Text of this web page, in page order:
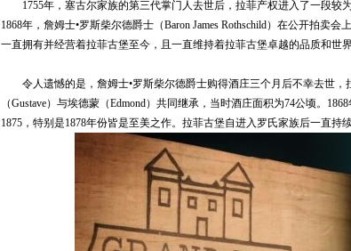
1755年，塞古尔家族的第三代掌门人去世后，拉菲产权进入了一段较
1868年，詹姆士•罗斯柴尔德爵士（Baron James Rothschild）在公开拍卖
一直拥有并经营着拉菲古堡至今，且一直维持着拉菲古堡卓越的品质和世
令人遗憾的是，詹姆士•罗斯柴尔德爵士购得酒庄三个月后不幸去世，
（Gustave）与埃德蒙（Edmond）共同继承，当时酒庄面积为74公顷。
1875，特别是1878年份皆是至美之作。拉菲古堡自进入罗氏家族后一直持